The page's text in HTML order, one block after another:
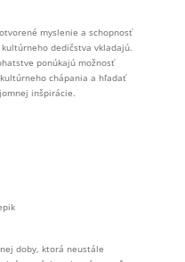
myslenie a schopnosť
dedičstva vkladajú.
ponúkajú možnosť
chápania a hľadať
inšpirácie.
doby, ktorá neustále